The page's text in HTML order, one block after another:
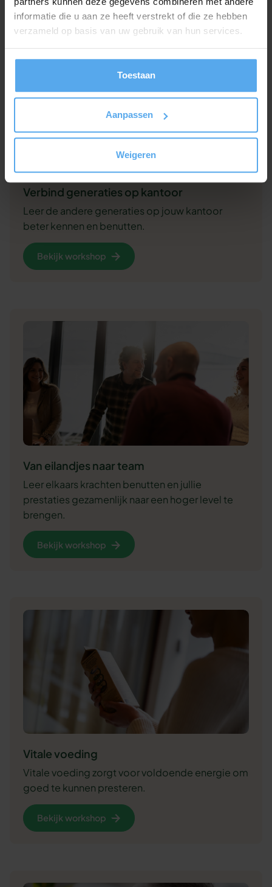
informatie die u aan ze heeft verstrekt of die ze hebben
verzameld op basis van uw gebruik van hun services.
Toestaan
Aanpassen
Weigeren
Verbind generaties op kantoor
Leer de andere generaties op jouw kantoor
beter kennen en benutten.
Bekijk workshop
Van eilandjes naar team
Leer elkaars krachten benutten en jullie
prestaties gezamenlijk naar een hoger level te
brengen.
Bekijk workshop
Vitale voeding
Vitale voeding zorgt voor voldoende energie om
goed te kunnen presteren.
Bekijk workshop